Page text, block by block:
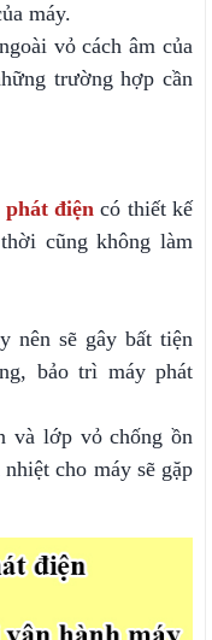
máy.
vỏ cách âm của
trường hợp cần
phát điện có thiết kế
cũng không làm
nên sẽ gây bất tiện
bảo trì máy phát
và lớp vỏ chống ồn
cho máy sẽ gặp